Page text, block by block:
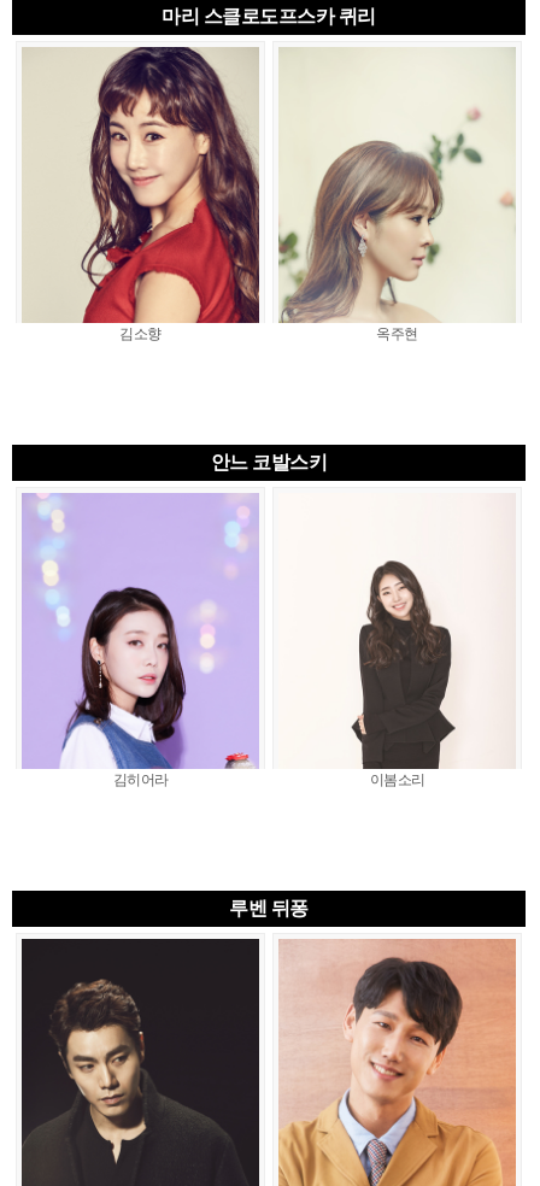
마리 스클로도프스카 퀴리
김소향 옥주현
안느 코발스키
김히어라 이봄소리
루벤 뒤퐁